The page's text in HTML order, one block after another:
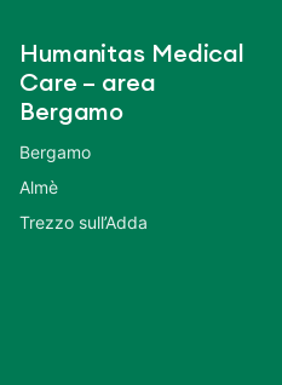
Humanitas Medical
Care – area
Bergamo
Bergamo
Almè
Trezzo sull’Adda